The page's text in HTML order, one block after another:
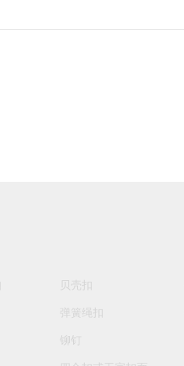
贝壳扣
弹簧绳扣
铆钉